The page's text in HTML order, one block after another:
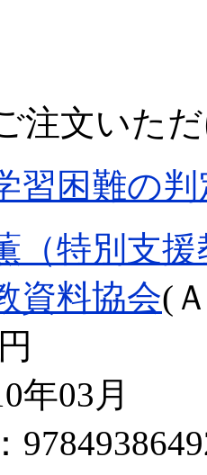
注文いた
習困難の
（特別支
資料協会(
年03月